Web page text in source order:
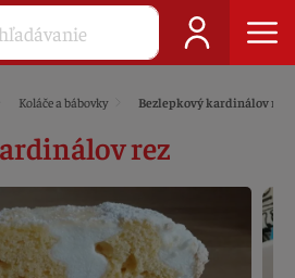
Koláče a bábovky Bezlepkový kardinálov rez
rez